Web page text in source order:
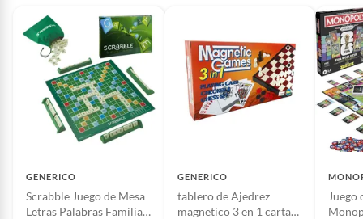
Piezas pequeñas
Ancho 25cm
Incluye 01 CLUE Clásico
GENERICO
Scrabble Juego de Mesa
Letras Palabras Familia
GENERICO
tablero de Ajedrez
magnetico 3 en 1 cartas /
Juego